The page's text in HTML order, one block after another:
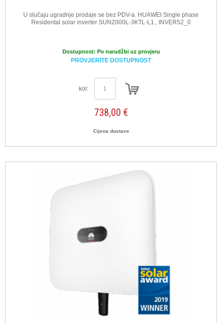
U slučaju ugradnje prodaje se bez PDV-a. HUAWEI Single phase
Residental solar inverter SUN2000L-3KTL-L1., INVER52_0
Dostupnost: Po narudžbi uz provjeru
PROVJERITE DOSTUPNOST
kol:
738,00 €
Cijena dostave